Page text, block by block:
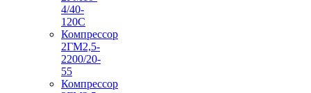
4/40-
120С
Компрессор
2ГМ2,5-
2200/20-
55
Компрессор